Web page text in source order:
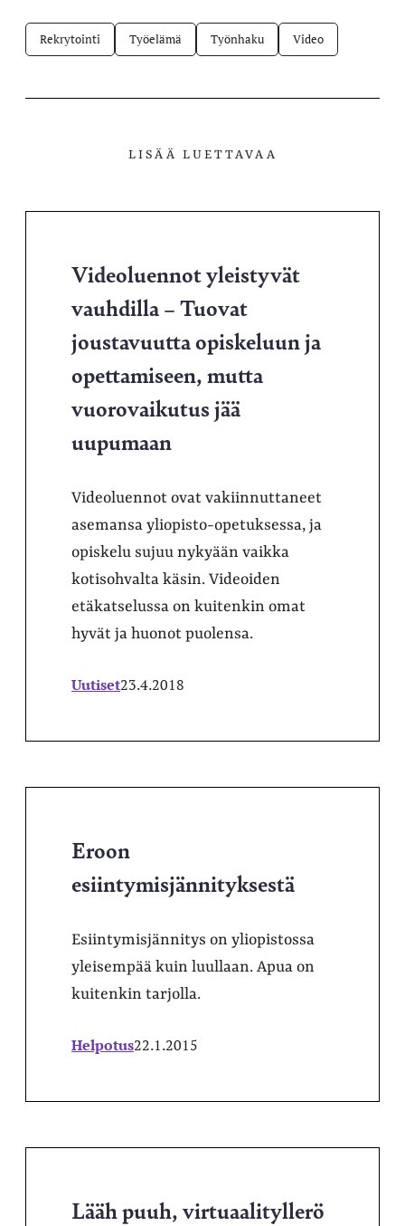
Rekrytointi Työelämä Työnhaku Video
LISÄÄ LUETTAVAA
Videoluennot yleistyvät
vauhdilla – Tuovat
joustavuutta opiskeluun ja
opettamiseen, mutta
vuorovaikutus jää
uupumaan
Videoluennot ovat vakiinnuttaneet
asemansa yliopisto-opetuksessa, ja
opiskelu sujuu nykyään vaikka
kotisohvalta käsin. Videoiden
etäkatselussa on kuitenkin omat
hyvät ja huonot puolensa.
Uutiset23.4.2018
Eroon
esiintymisjännityksestä
Esiintymisjännitys on yliopistossa
yleisempää kuin luullaan. Apua on
kuitenkin tarjolla.
Helpotus22.1.2015
Lääh puuh, virtuaalityllerö